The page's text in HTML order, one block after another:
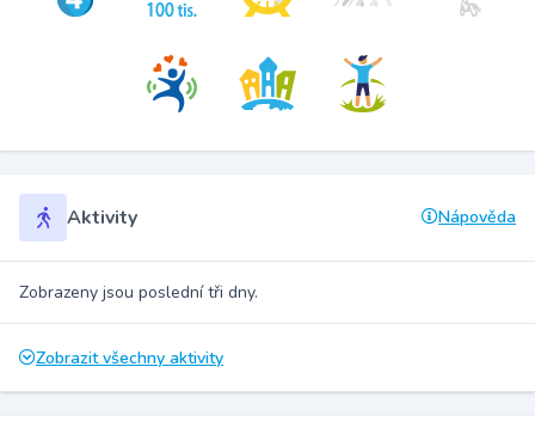
Aktivity Nápověda
Zobrazeny jsou poslední tři dny.
Zobrazit všechny aktivity